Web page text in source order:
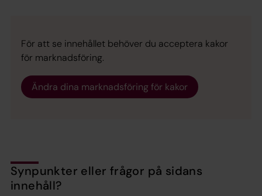
För att se innehållet behöver du acceptera kakor
för marknadsföring.
Ändra dina marknadsföring för kakor
Synpunkter eller frågor på sidans
innehåll?